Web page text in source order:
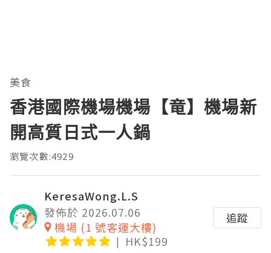
美食
香港國際機場機場【竜】機場新
開高質日式一人鍋
瀏覽次數:4929
KeresaWong.L.S
發佈於 2026.07.06
機場 (1 號客運大樓)
HK$199
追蹤